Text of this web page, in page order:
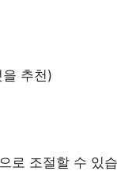
추천)
로 조절할 수 있